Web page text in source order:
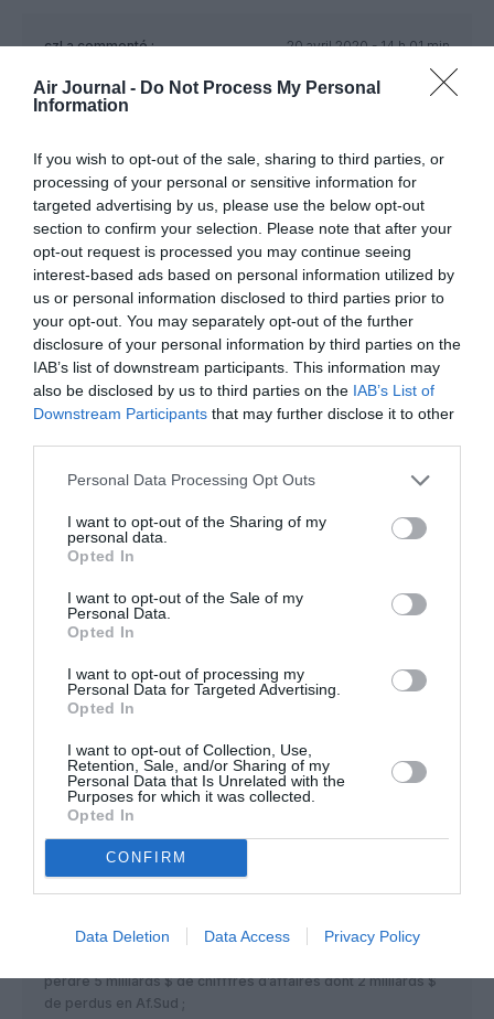
Air Journal - Do Not Process My Personal
Information
If you wish to opt-out of the sale, sharing to third parties, or
processing of your personal or sensitive information for
targeted advertising by us, please use the below opt-out
section to confirm your selection. Please note that after your
opt-out request is processed you may continue seeing
interest-based ads based on personal information utilized by
us or personal information disclosed to third parties prior to
your opt-out. You may separately opt-out of the further
disclosure of your personal information by third parties on the
IAB’s list of downstream participants. This information may
also be disclosed by us to third parties on the IAB’s List of
Downstream Participants that may further disclose it to other
Personal Data Processing Opt Outs
I want to opt-out of the Sharing of my
personal data.
Opted In
I want to opt-out of the Sale of my
Personal Data.
Opted In
I want to opt-out of processing my
Personal Data for Targeted Advertising.
Opted In
I want to opt-out of Collection, Use,
Retention, Sale, and/or Sharing of my
Personal Data that Is Unrelated with the
Purposes for which it was collected.
Opted In
CONFIRM
Data Deletion Data Access Privacy Policy
czla commenté :
20 avril 2020 - 14 h 01 min
Qui se souvient des 747SP de la SAA obligés de contourner
toute l’Afrique pour relier Londres à l’Afrique du sud à
RÉPONDRE
boeingboeing a commenté :
20 avril 2020 - 14 h 20
min
J’ai eu la chance de voler sur un SP entre Maurice et
Taiwan sur cette compagnie.
RÉPONDRE
Dans l’affreuse livrée orange et bleu.
L’actuelle est bcp plus élégante.
Dommage que cette compagnie disparaisse.
L’excellence à bord, et un joyeux bazar dans le
pays.
France Méditerranée a commenté :
20 avril 2020 - 14 h 55 min
Via Île de Sal ou Las Palmas
RÉPONDRE
20 avril 2020 - 16 h 02 min
perdre 5 milliards $ de chifffres d’affaires dont 2 milliards $
de perdus en Af.Sud ;